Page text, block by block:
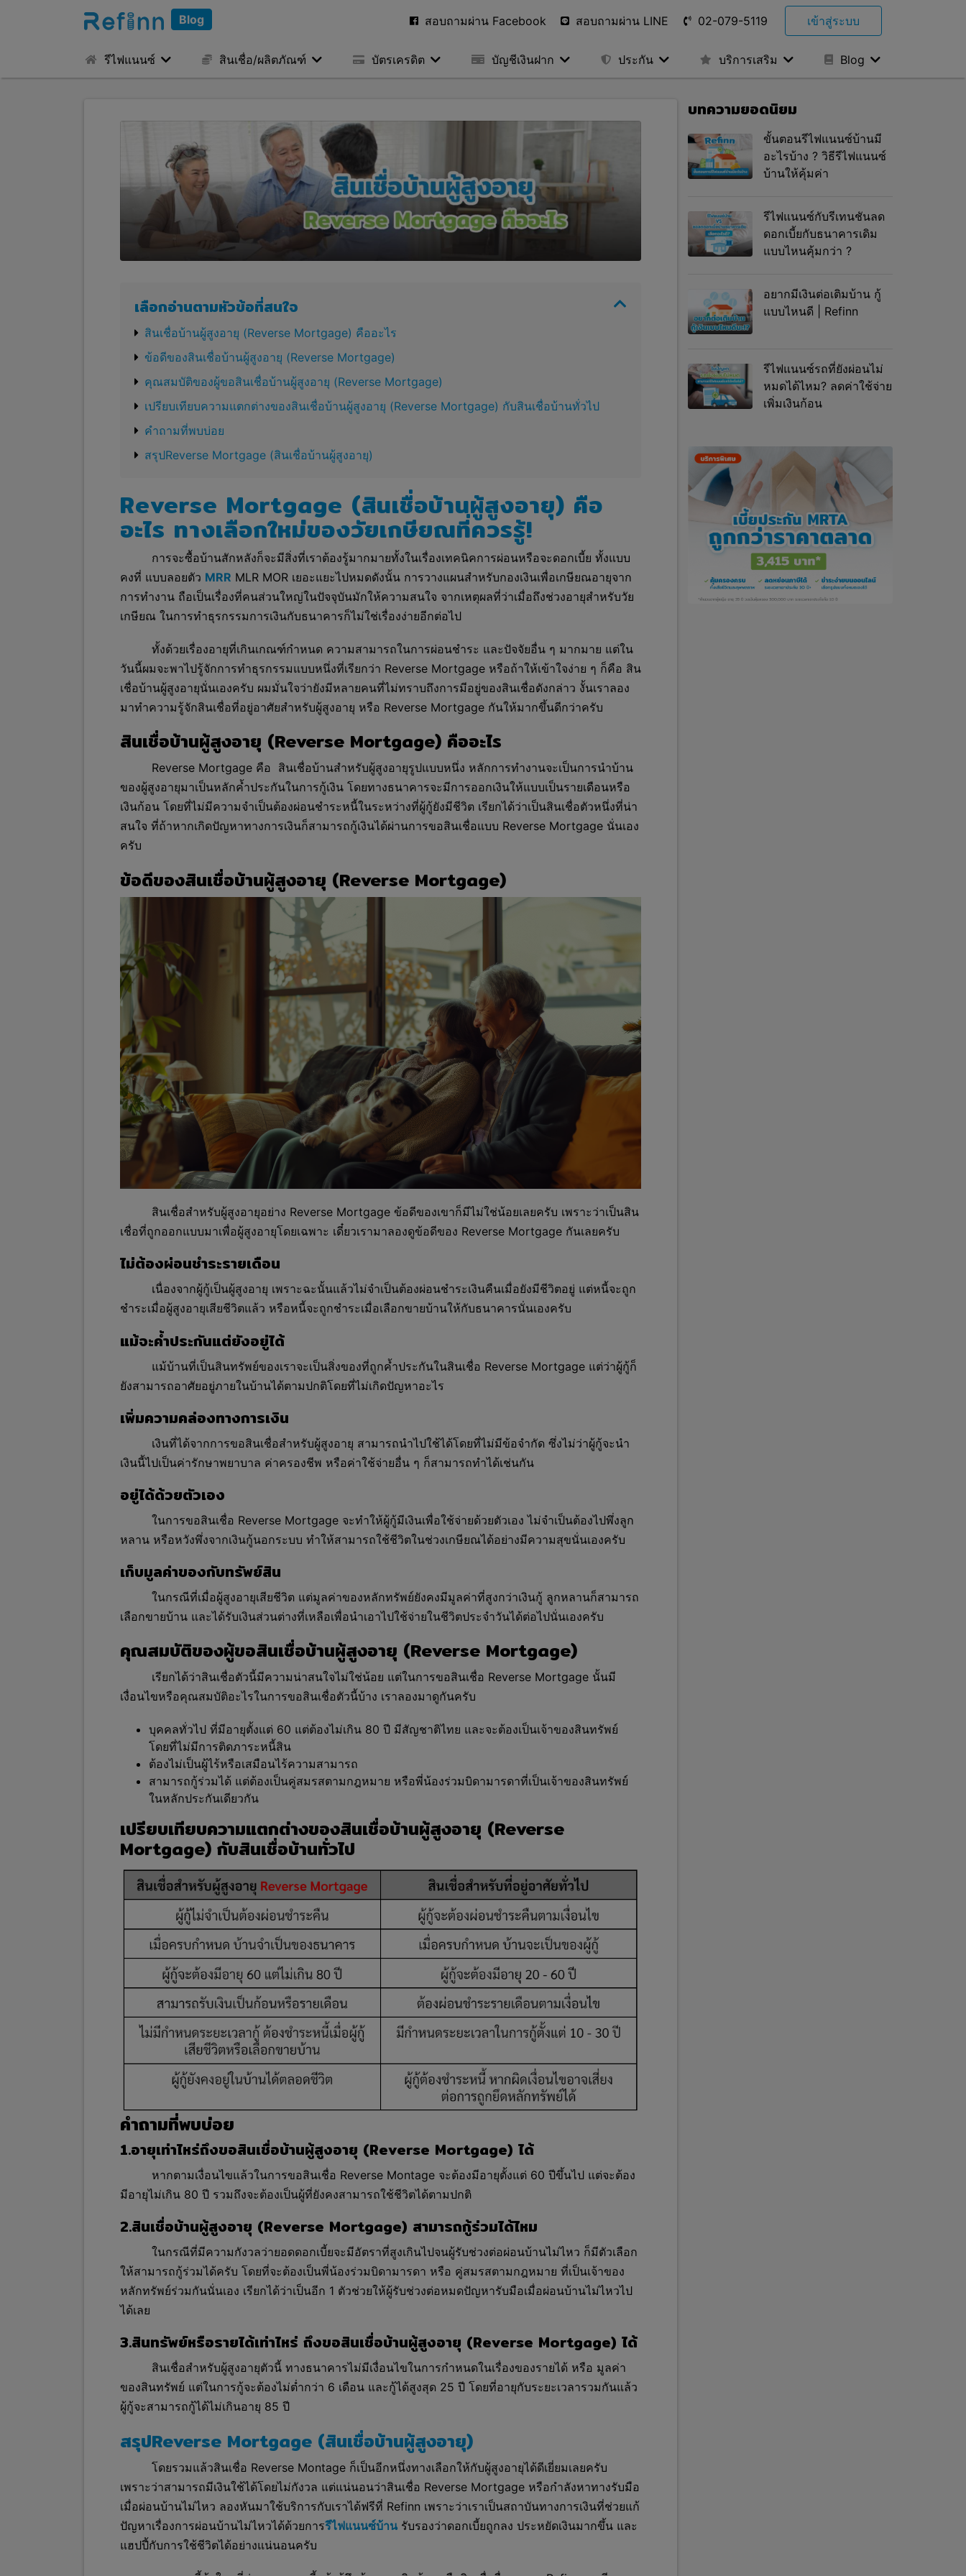
Blog สอบถามผ่าน Facebook สอบถามผ่าน LINE 02-079-5119 เข้าสู่ระบบ
รีไฟแนนซ์ สินเชื่อ/ผลิตภัณฑ์ บัตรเครดิต บัญชีเงินฝาก ประกัน บริการเสริม Blog
เลือกอ่านตามหัวข้อที่สนใจ
สินเชื่อบ้านผู้สูงอายุ (Reverse Mortgage) คืออะไร
ข้อดีของสินเชื่อบ้านผู้สูงอายุ (Reverse Mortgage)
คุณสมบัติของผู้ขอสินเชื่อบ้านผู้สูงอายุ (Reverse Mortgage)
เปรียบเทียบความแตกต่างของสินเชื่อบ้านผู้สูงอายุ (Reverse Mortgage) กับสินเชื่อบ้านทั่วไป
คำถามที่พบบ่อย
สรุปReverse Mortgage (สินเชื่อบ้านผู้สูงอายุ)
Reverse Mortgage (สินเชื่อบ้านผู้สูงอายุ) คือ
อะไร ทางเลือกใหม่ของวัยเกษียณที่ควรรู้!
การจะซื้อบ้านสักหลังก็จะมีสิ่งที่เราต้องรู้มากมายทั้งในเรื่องเทคนิคการผ่อนหรือจะดอกเบี้ย ทั้งแบบ
คงที่ แบบลอยตัว MRR MLR MOR เยอะแยะไปหมดดังนั้น การวางแผนสำหรับกองเงินเพื่อเกษียณอายุจาก
การทำงาน ถือเป็นเรื่องที่คนส่วนใหญ่ในปัจจุบันมักให้ความสนใจ จากเหตุผลที่ว่าเมื่อถึงช่วงอายุสำหรับวัย
เกษียณ ในการทำธุรกรรมการเงินกับธนาคารก็ไม่ใช่เรื่องง่ายอีกต่อไป
ทั้งด้วยเรื่องอายุที่เกินเกณฑ์กำหนด ความสามารถในการผ่อนชำระ และปัจจัยอื่น ๆ มากมาย แต่ใน
วันนี้ผมจะพาไปรู้จักการทำธุรกรรมแบบหนึ่งที่เรียกว่า Reverse Mortgage หรือถ้าให้เข้าใจง่าย ๆ ก็คือ สิน
เชื่อบ้านผู้สูงอายุนั่นเองครับ ผมมั่นใจว่ายังมีหลายคนที่ไม่ทราบถึงการมีอยู่ของสินเชื่อดังกล่าว งั้นเราลอง
มาทำความรู้จักสินเชื่อที่อยู่อาศัยสำหรับผู้สูงอายุ หรือ Reverse Mortgage กันให้มากขึ้นดีกว่าครับ
สินเชื่อบ้านผู้สูงอายุ (Reverse Mortgage) คืออะไร
Reverse Mortgage คือ สินเชื่อบ้านสำหรับผู้สูงอายุรูปแบบหนึ่ง หลักการทำงานจะเป็นการนำบ้าน
ของผู้สูงอายุมาเป็นหลักค้ำประกันในการกู้เงิน โดยทางธนาคารจะมีการออกเงินให้แบบเป็นรายเดือนหรือ
เงินก้อน โดยที่ไม่มีความจำเป็นต้องผ่อนชำระหนี้ในระหว่างที่ผู้กู้ยังมีชีวิต เรียกได้ว่าเป็นสินเชื่อตัวหนึ่งที่น่า
สนใจ ที่ถ้าหากเกิดปัญหาทางการเงินก็สามารถกู้เงินได้ผ่านการขอสินเชื่อแบบ Reverse Mortgage นั่นเอง
ครับ
ข้อดีของสินเชื่อบ้านผู้สูงอายุ (Reverse Mortgage)
สินเชื่อสำหรับผู้สูงอายุอย่าง Reverse Mortgage ข้อดีของเขาก็มีไม่ใช่น้อยเลยครับ เพราะว่าเป็นสิน
เชื่อที่ถูกออกแบบมาเพื่อผู้สูงอายุโดยเฉพาะ เดี๋ยวเรามาลองดูข้อดีของ Reverse Mortgage กันเลยครับ
ไม่ต้องผ่อนชำระรายเดือน
เนื่องจากผู้กู้เป็นผู้สูงอายุ เพราะฉะนั้นแล้วไม่จำเป็นต้องผ่อนชำระเงินคืนเมื่อยังมีชีวิตอยู่ แต่หนี้จะถูก
ชำระเมื่อผู้สูงอายุเสียชีวิตแล้ว หรือหนี้จะถูกชำระเมื่อเลือกขายบ้านให้กับธนาคารนั่นเองครับ
แม้จะค้ำประกันแต่ยังอยู่ได้
แม้บ้านที่เป็นสินทรัพย์ของเราจะเป็นสิ่งของที่ถูกค้ำประกันในสินเชื่อ Reverse Mortgage แต่ว่าผู้กู้ก็
ยังสามารถอาศัยอยู่ภายในบ้านได้ตามปกติโดยที่ไม่เกิดปัญหาอะไร
เพิ่มความคล่องทางการเงิน
เงินที่ได้จากการขอสินเชื่อสำหรับผู้สูงอายุ สามารถนำไปใช้ได้โดยที่ไม่มีข้อจำกัด ซึ่งไม่ว่าผู้กู้จะนำ
เงินนี้ไปเป็นค่ารักษาพยาบาล ค่าครองชีพ หรือค่าใช้จ่ายอื่น ๆ ก็สามารถทำได้เช่นกัน
อยู่ได้ด้วยตัวเอง
ในการขอสินเชื่อ Reverse Mortgage จะทำให้ผู้กู้มีเงินเพื่อใช้จ่ายด้วยตัวเอง ไม่จำเป็นต้องไปพึ่งลูก
หลาน หรือหวังพึ่งจากเงินกู้นอกระบบ ทำให้สามารถใช้ชีวิตในช่วงเกษียณได้อย่างมีความสุขนั่นเองครับ
เก็บมูลค่าของกับทรัพย์สิน
ในกรณีที่เมื่อผู้สูงอายุเสียชีวิต แต่มูลค่าของหลักทรัพย์ยังคงมีมูลค่าที่สูงกว่าเงินกู้ ลูกหลานก็สามารถ
เลือกขายบ้าน และได้รับเงินส่วนต่างที่เหลือเพื่อนำเอาไปใช้จ่ายในชีวิตประจำวันได้ต่อไปนั่นเองครับ
คุณสมบัติของผู้ขอสินเชื่อบ้านผู้สูงอายุ (Reverse Mortgage)
เรียกได้ว่าสินเชื่อตัวนี้มีความน่าสนใจไม่ใช่น้อย แต่ในการขอสินเชื่อ Reverse Mortgage นั้นมี
เงื่อนไขหรือคุณสมบัติอะไรในการขอสินเชื่อตัวนี้บ้าง เราลองมาดูกันครับ
บุคคลทั่วไป ที่มีอายุตั้งแต่ 60 แต่ต้องไม่เกิน 80 ปี มีสัญชาติไทย และจะต้องเป็นเจ้าของสินทรัพย์
โดยที่ไม่มีการติดภาระหนี้สิน
ต้องไม่เป็นผู้ไร้หรือเสมือนไร้ความสามารถ
สามารถกู้ร่วมได้ แต่ต้องเป็นคู่สมรสตามกฎหมาย หรือพี่น้องร่วมบิดามารดาที่เป็นเจ้าของสินทรัพย์
ในหลักประกันเดียวกัน
เปรียบเทียบความแตกต่างของสินเชื่อบ้านผู้สูงอายุ (Reverse
Mortgage) กับสินเชื่อบ้านทั่วไป
คำถามที่พบบ่อย
1.อายุเท่าไหร่ถึงขอสินเชื่อบ้านผู้สูงอายุ (Reverse Mortgage) ได้
หากตามเงื่อนไขแล้วในการขอสินเชื่อ Reverse Montage จะต้องมีอายุตั้งแต่ 60 ปีขึ้นไป แต่จะต้อง
มีอายุไม่เกิน 80 ปี รวมถึงจะต้องเป็นผู้ที่ยังคงสามารถใช้ชีวิตได้ตามปกติ
2.สินเชื่อบ้านผู้สูงอายุ (Reverse Mortgage) สามารถกู้ร่วมได้ไหม
ในกรณีที่มีความกังวลว่ายอดดอกเบี้ยจะมีอัตราที่สูงเกินไปจนผู้รับช่วงต่อผ่อนบ้านไม่ไหว ก็มีตัวเลือก
ให้สามารถกู้ร่วมได้ครับ โดยที่จะต้องเป็นพี่น้องร่วมบิดามารดา หรือ คู่สมรสตามกฎหมาย ที่เป็นเจ้าของ
หลักทรัพย์ร่วมกันนั่นเอง เรียกได้ว่าเป็นอีก 1 ตัวช่วยให้ผู้รับช่วงต่อหมดปัญหารับมือเมื่อผ่อนบ้านไม่ไหวไป
ได้เลย
3.สินทรัพย์หรือรายได้เท่าไหร่ ถึงขอสินเชื่อบ้านผู้สูงอายุ (Reverse Mortgage) ได้
สินเชื่อสำหรับผู้สูงอายุตัวนี้ ทางธนาคารไม่มีเงื่อนไขในการกำหนดในเรื่องของรายได้ หรือ มูลค่า
ของสินทรัพย์ แต่ในการกู้จะต้องไม่ต่ำกว่า 6 เดือน และกู้ได้สูงสุด 25 ปี โดยที่อายุกับระยะเวลารวมกันแล้ว
ผู้กู้จะสามารถกู้ได้ไม่เกินอายุ 85 ปี
สรุปReverse Mortgage (สินเชื่อบ้านผู้สูงอายุ)
โดยรวมแล้วสินเชื่อ Reverse Montage ก็เป็นอีกหนึ่งทางเลือกให้กับผู้สูงอายุได้ดีเยี่ยมเลยครับ
เพราะว่าสามารถมีเงินใช้ได้โดยไม่กังวล แต่แน่นอนว่าสินเชื่อ Reverse Mortgage หรือกำลังหาทางรับมือ
เมื่อผ่อนบ้านไม่ไหว ลองหันมาใช้บริการกับเราได้ฟรีที่ Refinn เพราะว่าเราเป็นสถาบันทางการเงินที่ช่วยแก้
ปัญหาเรื่องการผ่อนบ้านไม่ไหวได้ด้วยการรีไฟแนนซ์บ้าน รับรองว่าดอกเบี้ยถูกลง ประหยัดเงินมากขึ้น และ
แฮปปี้กับการใช้ชีวิตได้อย่างแน่นอนครับ
บทความยอดนิยม
ขั้นตอนรีไฟแนนซ์บ้านมี
อะไรบ้าง ? วิธีรีไฟแนนซ์
บ้านให้คุ้มค่า
รีไฟแนนซ์กับรีเทนชันลด
ดอกเบี้ยกับธนาคารเดิม
แบบไหนคุ้มกว่า ?
อยากมีเงินต่อเติมบ้าน กู้
แบบไหนดี | Refinn
รีไฟแนนซ์รถที่ยังผ่อนไม่
หมดได้ไหม? ลดค่าใช้จ่าย
เพิ่มเงินก้อน